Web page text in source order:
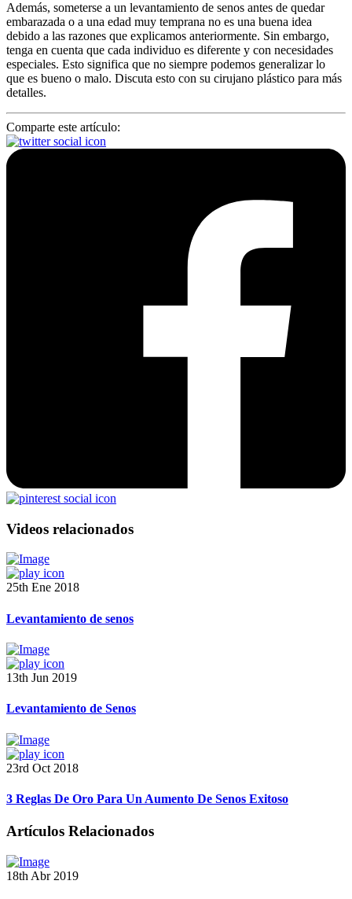
Además, someterse a un levantamiento de senos antes de quedar
embarazada o a una edad muy temprana no es una buena idea
debido a las razones que explicamos anteriormente. Sin embargo,
tenga en cuenta que cada individuo es diferente y con necesidades
especiales. Esto significa que no siempre podemos generalizar lo
que es bueno o malo. Discuta esto con su cirujano plástico para más
detalles.
Comparte este artículo:
Videos relacionados
25th Ene 2018
Levantamiento de senos
13th Jun 2019
Levantamiento de Senos
23rd Oct 2018
3 Reglas De Oro Para Un Aumento De Senos Exitoso
Artículos Relacionados
18th Abr 2019